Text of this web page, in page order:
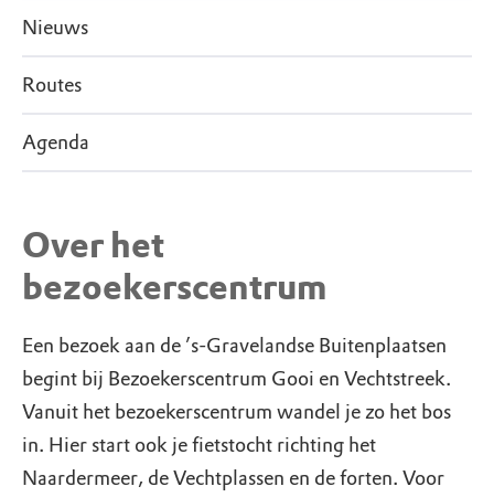
Nieuws
Routes
Agenda
Over het
bezoekerscentrum
Een bezoek aan de ’s-Gravelandse Buitenplaatsen
begint bij Bezoekerscentrum Gooi en Vechtstreek.
Vanuit het bezoekerscentrum wandel je zo het bos
in. Hier start ook je fietstocht richting het
Naardermeer, de Vechtplassen en de forten. Voor